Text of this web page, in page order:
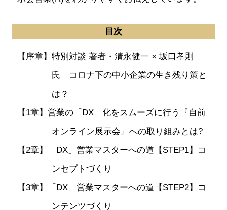
目次
【序章】特別対談 著者・清永健一 × 坂口孝則
氏 コロナ下の中小企業の生き残り策と
は？
【1章】営業の「DX」化をスムーズに行う『自前
オンライン展示会』への取り組みとは?
【2章】「DX」営業マスターへの道【STEP1】コ
ンセプトづくり
【3章】「DX」営業マスターへの道【STEP2】コ
ンテンツづくり